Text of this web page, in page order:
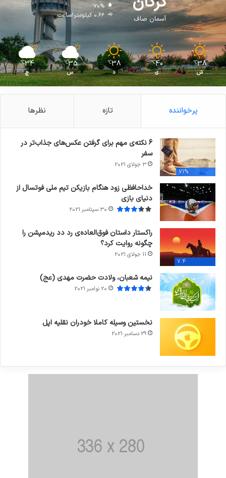
آسمان صاف
70%
0.66 کیلومتر/ساعت
38
℃
ش
40
℃
ی
38
℃
د
35
℃
س
34
℃
چ
پرخواننده تازه نظرها
71%
6 نکته‌ی مهم برای گرفتن عکس‌های جذاب‌تر در
سفر
3 جولای 2021
خداحافظی زود هنگام بازیکن تیم ملی فوتسال از
دنیای بازی
30 سپتامبر 2021
7.4
راکستار داستان فوق‌العاده‌ی رد دد ریدمپشن را
چگونه روایت کرد؟
11 جولای 2021
نیمه شعبان، ولادت حضرت مهدی (عج)
20 نوامبر 2021
نخستین وسیله کاملا خودران نقلیه اپل
29 دسامبر 2021